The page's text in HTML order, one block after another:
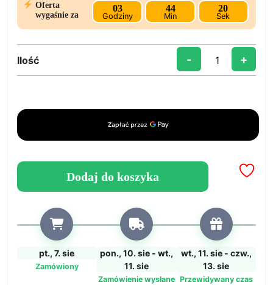
zł26,34.
zł21,12.
Oferta
wygaśnie za
03
Godziny
44
Min
19
Sek
Ilość
ilość
forma
- +
Dodaj do koszyka
pt., 7. sie
Zamówiony
pon., 10. sie - wt.,
11. sie
Zamówienie wysłane
wt., 11. sie - czw.,
13. sie
Przewidywany czas